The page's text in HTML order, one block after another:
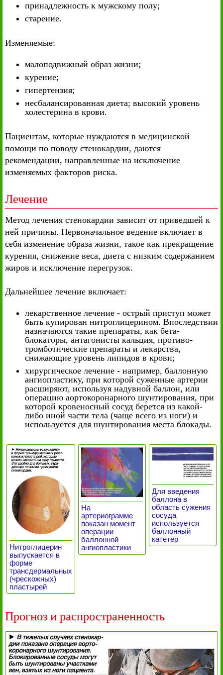
принадлежность к мужскому полу;
старение.
Изменяемые:
малоподвижный образ жизни;
курение;
гипертензия;
несбалансированная диета; высокий уровень
холестерина в крови.
Пациентам, которые нуждаются в медицинской
помощи по поводу стенокардии, даются
рекомендации, направленные на исключение
изменяемых факторов риска.
Лечение
Метод лечения стенокардии зависит от приведшей к
ней причины. Первоначальное ведение включает в
себя изменение образа жизни, такое как прекращение
курения, снижение веса, диета с низким содержанием
жиров и исключение перегрузок.
Дальнейшее лечение включает:
лекарственное лечение - острый приступ может
быть купирован нитроглицерином. Впоследствии
назначаются такие препараты, как бета-
блокаторы, антагонисты кальция, противо-
тромботические препараты и лекарства,
снижающие уровень липидов в крови;
хирургическое лечение - например, баллонную
ангиопластику, при которой суженные артерии
расширяют, используя надувной баллон, или
операцию аортокоронарного шунтирования, при
которой кровеносный сосуд берется из какой-
либо иной части тела (чаще всего из ноги) и
используется для шунтирования места блокады.
Нитроглицерин
выпускается в
форме
трансдермальных
(чрескожных)
пластырей
На
артериограмме
показан момент
операции
баллонной
ангиопластики
Для введения
баллона в
область сужения
сосуда
используется
баллонный
катетер
Прогноз и распространенность